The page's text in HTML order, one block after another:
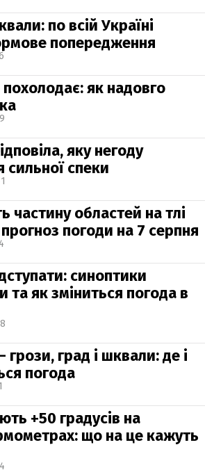
по всій Україні
попередження
як надовго
яку негоду
сильної спеки
частину областей на тлі
погоди на 7 серпня
синоптики
та як зміниться погода в
грози, град і шквали: де і
погода
+50 градусів на
що на це кажуть